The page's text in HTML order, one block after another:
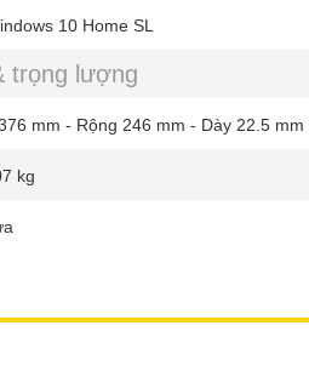
10 Home SL
trọng lượng
mm - Rộng 246 mm - Dày 22.5 mm
kg